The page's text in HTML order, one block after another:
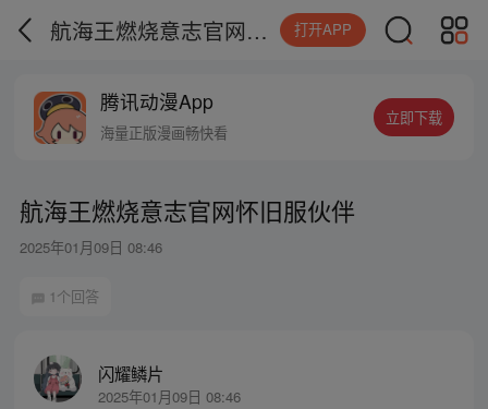
航海王燃烧意志官网怀旧服伙伴 打开APP
腾讯动漫App
海量正版漫画畅快看
立即下载
航海王燃烧意志官网怀旧服伙伴
2025年01月09日 08:46
1个回答
闪耀鳞片
2025年01月09日 08:46